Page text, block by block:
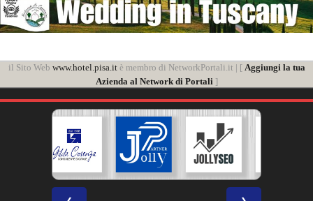
il Sito Web www.hotel.pisa.itè membro di NetworkPortali.it | [ Aggiungi la tua
Azienda al Network di Portali ]